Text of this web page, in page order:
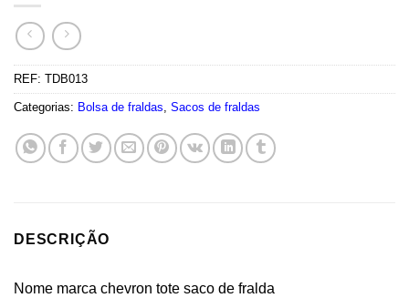
REF: TDB013
Categorias: Bolsa de fraldas, Sacos de fraldas
DESCRIÇÃO
Nome marca chevron tote saco de fralda